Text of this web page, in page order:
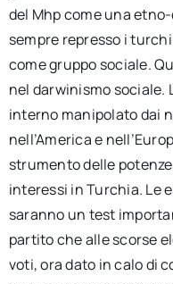
del Mhp come una
sempre represso i
come gruppo sociale.
nel darwinismo sociale.
interno manipolato dai
nell’America e
strumento delle
interessi in Turchia. Le
saranno un test
partito che alle scorse
voti, ora dato in calo di